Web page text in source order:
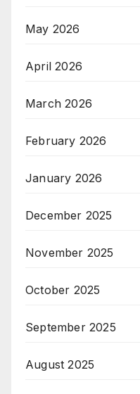
May 2026
April 2026
March 2026
February 2026
January 2026
December 2025
November 2025
October 2025
September 2025
August 2025